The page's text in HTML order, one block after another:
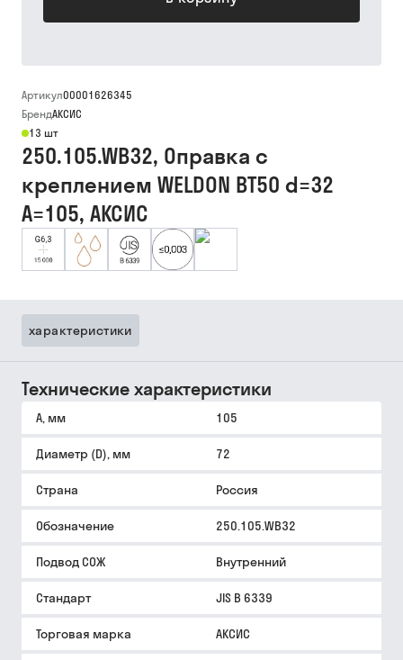
Артикул00001626345
БрендАКСИС
13 шт
250.105.WB32, Оправка с
креплением WELDON BT50 d=32
A=105, АКСИС
характеристики
Технические характеристики
A, мм 105
Диаметр (D), мм 72
Страна Россия
Обозначение 250.105.WB32
Подвод СОЖ Внутренний
Стандарт JIS B 6339
Торговая марка АКСИС